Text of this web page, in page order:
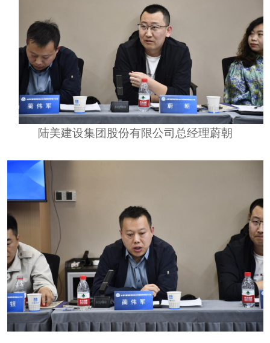
陆美建设集团股份有限公司总经理蔚朝